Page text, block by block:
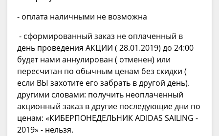
- оплата наличными не возможна
- сформированный заказ не оплаченный в
день проведения АКЦИИ ( 28.01.2019) до 24:00
будет нами аннулирован ( отменен) или
пересчитан по обычным ценам без скидки (
если ВЫ захотите его забрать в другой день).
другими словами: получить неоплаченный
акционный заказ в другие последующие дни по
ценам: «КИБЕРПОНЕДЕЛЬНИК ADIDAS SAILING -
2019» - нельзя.